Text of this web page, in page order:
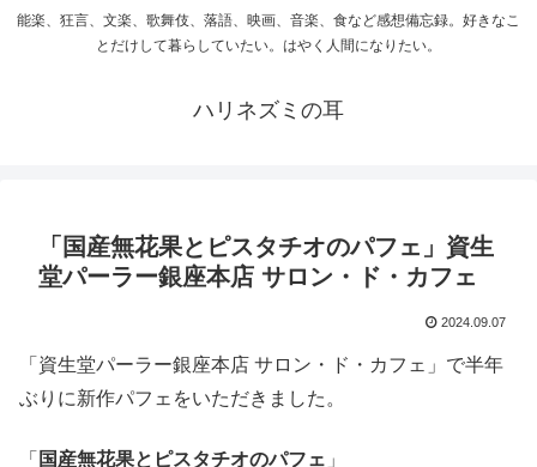
能楽、狂言、文楽、歌舞伎、落語、映画、音楽、食など感想備忘録。好きなこ
とだけして暮らしていたい。はやく人間になりたい。
ハリネズミの耳
「国産無花果とピスタチオのパフェ」資生
堂パーラー銀座本店 サロン・ド・カフェ
2024.09.07
「資生堂パーラー銀座本店 サロン・ド・カフェ」で半年
ぶりに新作パフェをいただきました。
「 国産無花果とピスタチオのパフェ 」